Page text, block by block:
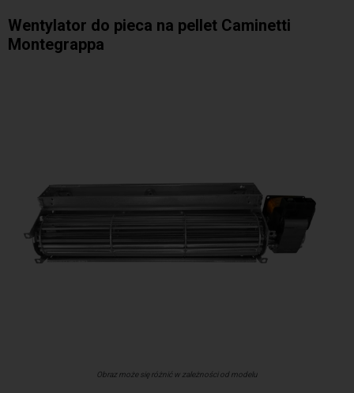
Wentylator do pieca na pellet Caminetti
Montegrappa
Obraz może się różnić w zależności od modelu